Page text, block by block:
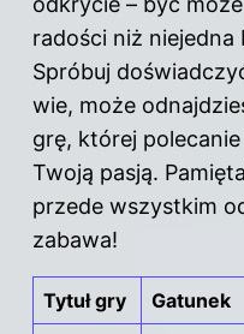
radości niż
Spróbuj
wie, może
grę, której
Twoją pasją.
przede wszystkim
zabawa!
Tytuł gry Gatunek